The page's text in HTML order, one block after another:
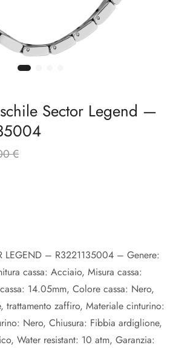
Sector Legend —
€
LEGEND – R3221135004 – Genere:
cassa: Acciaio, Misura cassa:
14.05mm, Colore cassa: Nero,
trattamento zaffiro, Materiale cinturino:
Nero, Chiusura: Fibbia ardiglione,
Water resistant: 10 atm, Garanzia: